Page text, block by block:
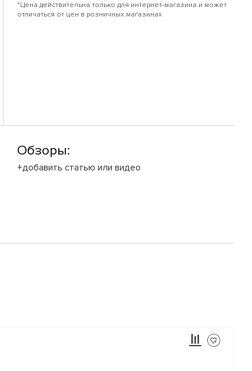
*Цена действительна только для интернет-магазина и может
отличаться от цен в розничных магазинах
Обзоры:
+добавить статью или видео